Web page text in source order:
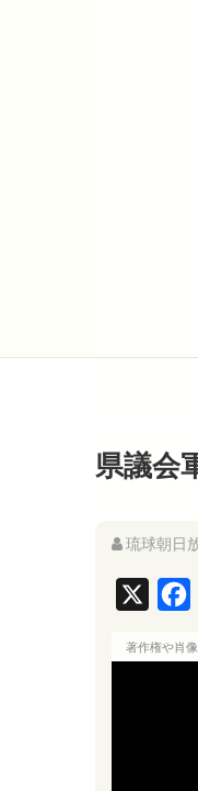
キャッチー
県議会
琉球朝日
c
著作権や肖像